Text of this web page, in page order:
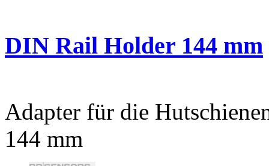
DIN Rail Holder 144 mm
Adapter für die
144 mm